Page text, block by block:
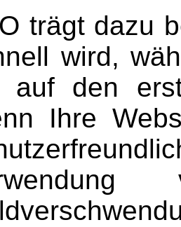
trägt dazu
wird,
auf den
Ihre